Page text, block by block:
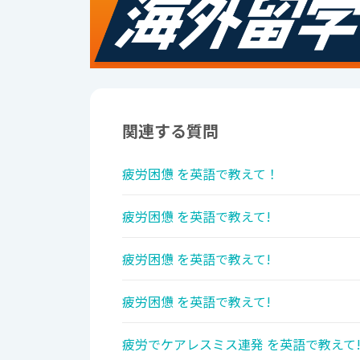
関連する質問
疲労困憊 を英語で教えて！
疲労困憊 を英語で教えて!
疲労困憊 を英語で教えて!
疲労困憊 を英語で教えて!
疲労でケアレスミス連発 を英語で教えて!